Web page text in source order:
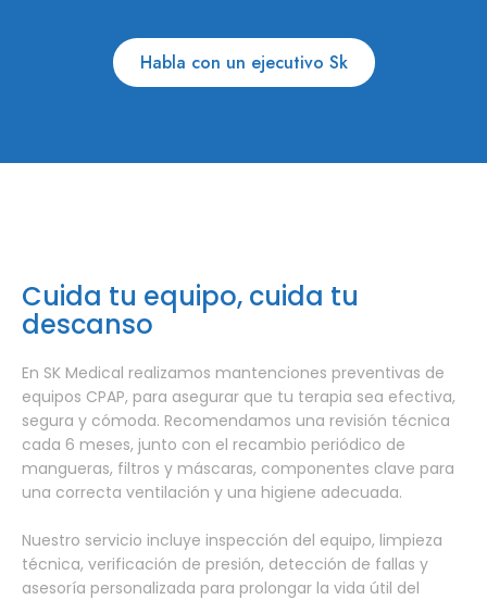
Habla con un ejecutivo Sk
Cuida tu equipo, cuida tu
descanso
En SK Medical realizamos mantenciones preventivas de
equipos CPAP, para asegurar que tu terapia sea efectiva,
segura y cómoda. Recomendamos una revisión técnica
cada 6 meses, junto con el recambio periódico de
mangueras, filtros y máscaras, componentes clave para
una correcta ventilación y una higiene adecuada.
Nuestro servicio incluye inspección del equipo, limpieza
técnica, verificación de presión, detección de fallas y
asesoría personalizada para prolongar la vida útil del